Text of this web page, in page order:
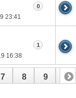
23:41
0
16:38
1
7 8 9 10